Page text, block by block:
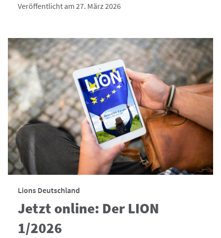
Veröffentlicht am 27. März 2026
Lions Deutschland
Jetzt online: Der LION
1/2026